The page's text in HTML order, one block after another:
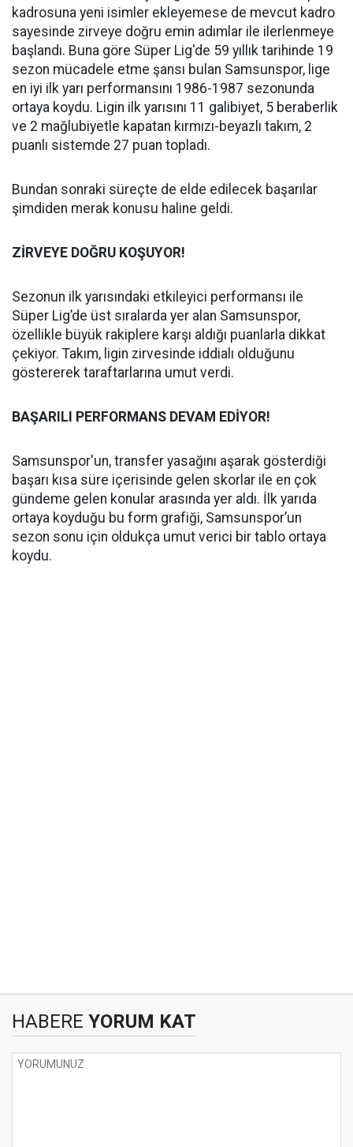
kadrosuna yeni isimler ekleyemese de mevcut kadro
sayesinde zirveye doğru emin adımlar ile ilerlenmeye
başlandı. Buna göre Süper Lig'de 59 yıllık tarihinde 19
sezon mücadele etme şansı bulan Samsunspor, lige
en iyi ilk yarı performansını 1986-1987 sezonunda
ortaya koydu. Ligin ilk yarısını 11 galibiyet, 5 beraberlik
ve 2 mağlubiyetle kapatan kırmızı-beyazlı takım, 2
puanlı sistemde 27 puan topladı.
Bundan sonraki süreçte de elde edilecek başarılar
şimdiden merak konusu haline geldi.
ZİRVEYE DOĞRU KOŞUYOR!
Sezonun ilk yarısındaki etkileyici performansı ile
Süper Lig’de üst sıralarda yer alan Samsunspor,
özellikle büyük rakiplere karşı aldığı puanlarla dikkat
çekiyor. Takım, ligin zirvesinde iddialı olduğunu
göstererek taraftarlarına umut verdi.
BAŞARILI PERFORMANS DEVAM EDİYOR!
Samsunspor'un, transfer yasağını aşarak gösterdiği
başarı kısa süre içerisinde gelen skorlar ile en çok
gündeme gelen konular arasında yer aldı. İlk yarıda
ortaya koyduğu bu form grafiği, Samsunspor’un
sezon sonu için oldukça umut verici bir tablo ortaya
koydu.
HABERE YORUM KAT